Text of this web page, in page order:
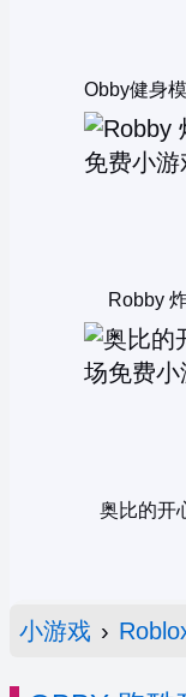
Robby
奥比的开
小游戏 ›